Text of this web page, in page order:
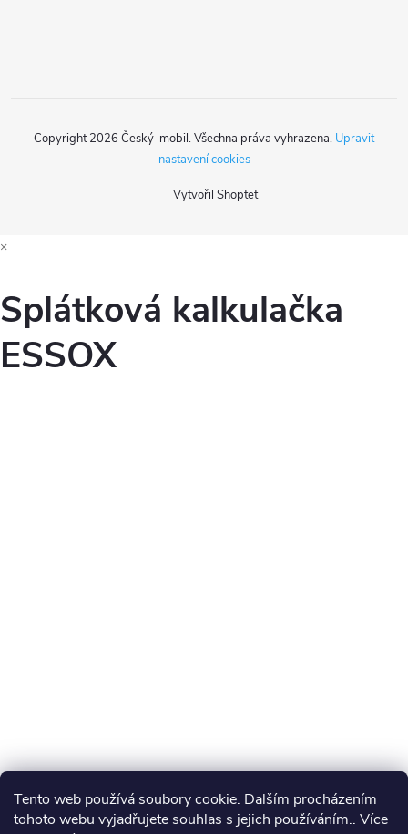
Tento web používá soubory cookie. Dalším procházením
tohoto webu vyjadřujete souhlas s jejich používáním.. Více
Vytvořil Shoptet
Copyright 2026 Český-mobil. Všechna práva vyhrazena. Upravit
nastavení cookies
×
Splátková kalkulačka
ESSOX